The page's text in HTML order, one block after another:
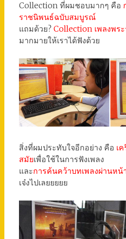
Collection ที่ผมชอบมากๆ คือ
ราชนิพนธ์ฉบับสมบูรณ์
แถมด้วย? Collection เพลงพร
มากมายให้เราได้ฟังด้วย
สิ่งที่ผมประทับใจอีกอย่าง คือ เ
สมัยเพื่อใช้ในการฟังเพลง
และการค้นคว้าบทเพลงผ่านหน้
เจ๋งไปเลยยยยย